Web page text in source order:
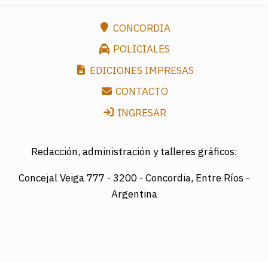
CONCORDIA
POLICIALES
EDICIONES IMPRESAS
CONTACTO
INGRESAR
Redacción, administración y talleres gráficos:
Concejal Veiga 777 - 3200 - Concordia, Entre Ríos -
Argentina